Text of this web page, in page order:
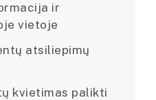
ir
vietoje
atsiliepimų
kvietimas palikti